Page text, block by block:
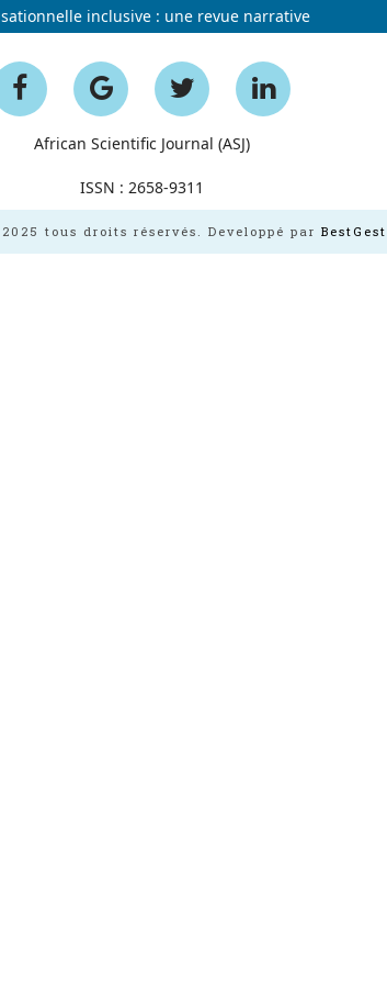
inclusive : une revue narrative
African Scientific Journal (ASJ)
ISSN : 2658-9311
tous droits réservés. Developpé par BestGest